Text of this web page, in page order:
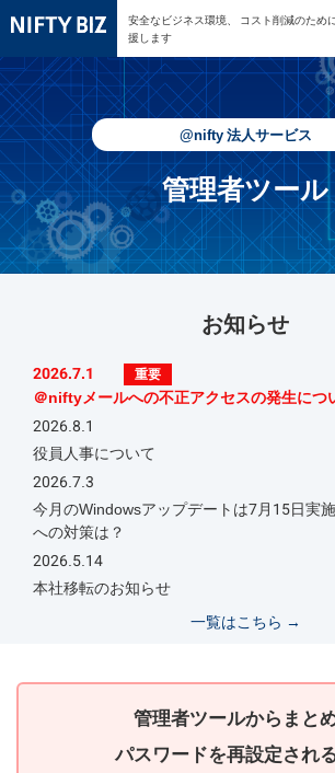
安全なビジネス環境、 コスト削減のために
援します
@nifty 法人サービス
管理者ツール
お知らせ
2026.7.1 重要
＠niftyメールへの不正アクセスの発生につ
2026.8.1
役員人事について
2026.7.3
今月のWindowsアップデートは7月15日実
への対策は？
2026.5.14
本社移転のお知らせ
一覧はこちら →
管理者ツールからまと
パスワードを再設定され